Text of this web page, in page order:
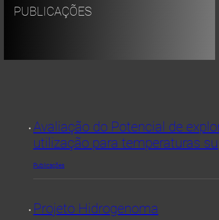
PUBLICAÇÕES
Avaliação do Potencial de
utilização para temperaturas
Publicações
Projeto Hidrogenoma